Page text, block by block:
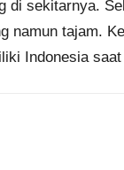
di sekitarnya.
namun tajam.
Indonesia